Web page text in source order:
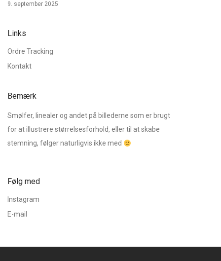
9. september 2025
Links
Ordre Tracking
Kontakt
Bemærk
Smølfer, linealer og andet på billederne som er brugt
for at illustrere størrelsesforhold, eller til at skabe
stemning, følger naturligvis ikke med
Følg med
Instagram
E-mail